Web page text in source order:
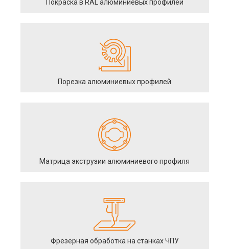
Покраска в RAL алюминиевых профилей
Порезка алюминиевых профилей
Матрица экструзии алюминиевого профиля
Фрезерная обработка на станках ЧПУ